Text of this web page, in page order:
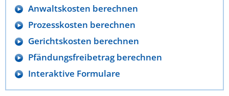
Anwaltskosten berechnen
Prozesskosten berechnen
Gerichtskosten berechnen
Pfändungsfreibetrag berechnen
Interaktive Formulare